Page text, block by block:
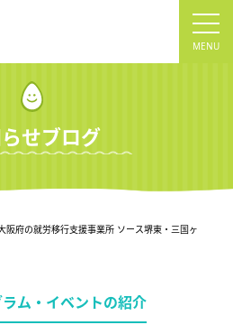
せブログ
阪府の就労移行支援事業所 ソース堺東・三国ヶ
ム・イベントの紹介